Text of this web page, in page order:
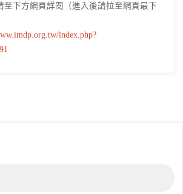
至下方網頁詳閱（進入後請拉至網頁最下
index.php?